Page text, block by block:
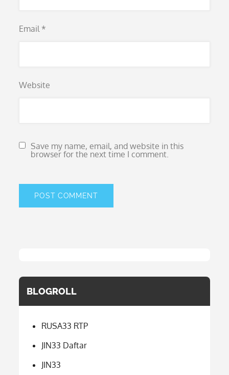
Email *
Website
Save my name, email, and website in this
browser for the next time I comment.
BLOGROLL
RUSA33 RTP
JIN33 Daftar
JIN33